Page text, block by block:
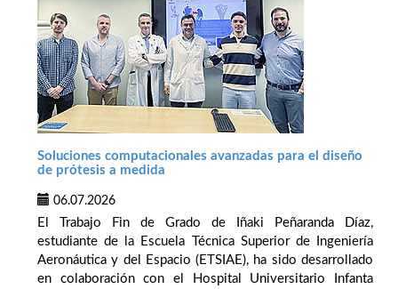
Soluciones computacionales avanzadas para el diseño
de prótesis a medida
06.07.2026
El Trabajo Fin de Grado de Iñaki Peñaranda Díaz,
estudiante de la Escuela Técnica Superior de Ingeniería
Aeronáutica y del Espacio (ETSIAE), ha sido desarrollado
en colaboración con el Hospital Universitario Infanta